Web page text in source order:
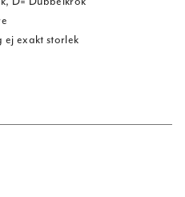
ej exakt storlek